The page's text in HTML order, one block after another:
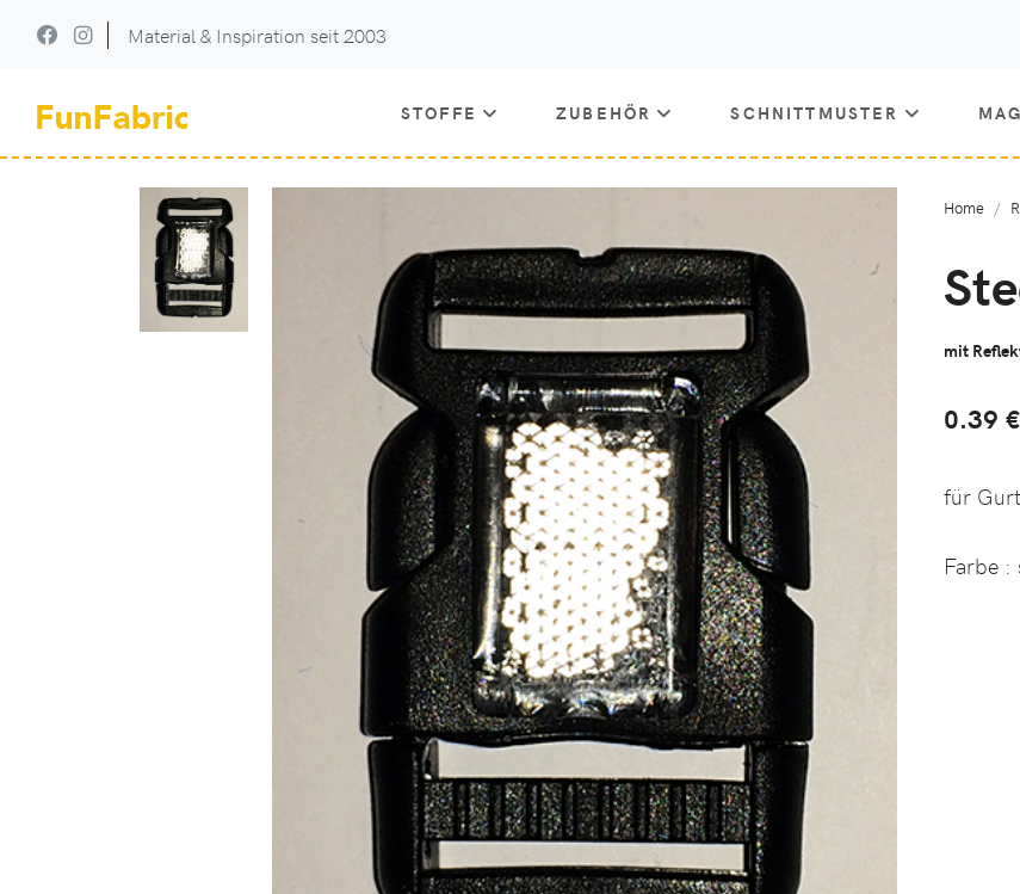
Material & Inspiration seit 2003
STOFFE ZUBEHÖR SCHNITTMUSTER
Home
mit
0.39 €
für
Farbe :